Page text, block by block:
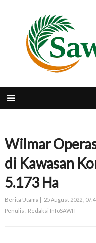
Wilmar
di Kawasan
5.173 Ha
Berita Utama | 25 August 2022 ,
Penulis : Redaksi InfoSAWIT